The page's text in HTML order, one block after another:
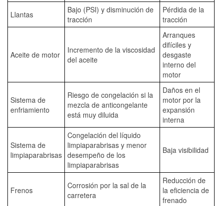
Llantas
Bajo (PSI) y disminución de
tracción
Pérdida de la
tracción
Aceite de motor
Incremento de la viscosidad
del aceite
Arranques
difíciles y
desgaste
interno del
motor
Sistema de
enfriamiento
Riesgo de congelación si la
mezcla de anticongelante
está muy diluida
Daños en el
motor por la
expansión
interna
Sistema de
limpiaparabrisas
Congelación del líquido
limpiaparabrisas y menor
desempeño de los
limpiaparabrisas
Baja visibilidad
Frenos
Corrosión por la sal de la
carretera
Reducción de
la eficiencia de
frenado